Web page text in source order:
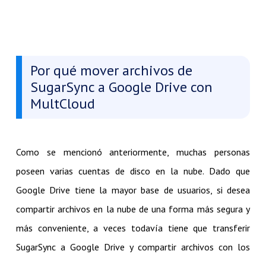
Por qué mover archivos de
SugarSync a Google Drive con
MultCloud
Como se mencionó anteriormente, muchas personas
poseen varias cuentas de disco en la nube. Dado que
Google Drive tiene la mayor base de usuarios, si desea
compartir archivos en la nube de una forma más segura y
más conveniente, a veces todavía tiene que transferir
SugarSync a Google Drive y compartir archivos con los